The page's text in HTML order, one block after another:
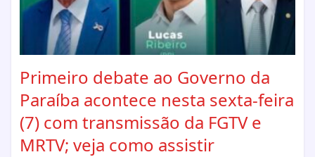
Primeiro debate ao Governo da
Paraíba acontece nesta sexta-feira
(7) com transmissão da FGTV e
MRTV; veja como assistir